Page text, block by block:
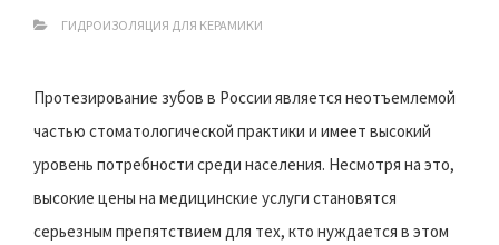
ГИДРОИЗОЛЯЦИЯ ДЛЯ КЕРАМИКИ
Протезирование зубов в России является неотъемлемой
частью стоматологической практики и имеет высокий
уровень потребности среди населения. Несмотря на это,
высокие цены на медицинские услуги становятся
серьезным препятствием для тех, кто нуждается в этом